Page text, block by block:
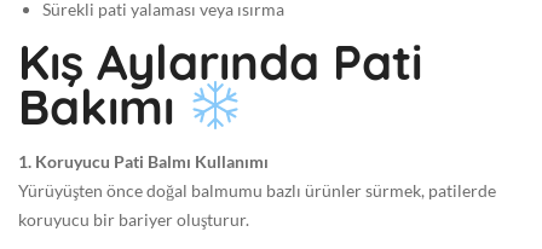
Sürekli pati yalaması veya ısırma
Kış Aylarında Pati
Bakımı
1. Koruyucu Pati Balmı Kullanımı
Yürüyüşten önce doğal balmumu bazlı ürünler sürmek, patilerde
koruyucu bir bariyer oluşturur.